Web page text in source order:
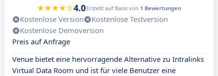
4.0Erstellt auf Basis von 1 Bewertungen
Kostenlose Version
Kostenlose Testversion
Kostenlose Demoversion
Preis auf Anfrage
Venue bietet eine hervorragende Alternative zu Intralinks
Virtual Data Room und ist für viele Benutzer eine